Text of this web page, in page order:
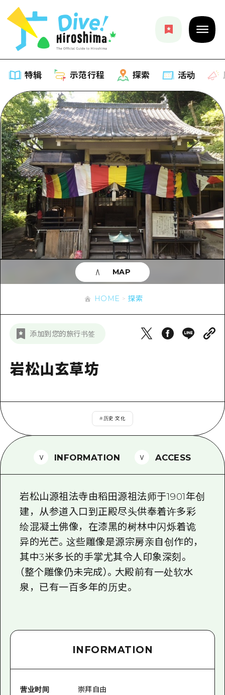
特辑 示范行程 探索 活动
特辑
列表
推荐
艺术
活动·庙会
美食·酒水
骑自行车
购物
运动
夜晚生活
标准
治愈
示范行程
列表
Dive!Hiroshima官方向导
广岛随意旅行
广岛市内
安艺
答对了
宫岛周边
短途旅行
一日游
1晚2天
2晚3天
探索
列表
广岛市内
安艺
答對了
美北
东山口
爱媛
活动
应时信息
有用的信息
列表
超值的游览门票
广岛免费无线上网
常见问题解答
照片下载
灾难发生期间的交通信息
广岛观光宣传册
新闻
HOME 探索
添加到您的旅行书签
岩松山玄草坊
# 历史·文化
MAP
INFORMATION ACCESS
岩松山源祖法寺由稻田源祖法师于1901年创
建，从参道入口到正殿尽头供奉着许多彩
绘混凝土佛像，在漆黑的树林中闪烁着诡
异的光芒。这些雕像是源宗房亲自创作的，
其中3米多长的手掌尤其令人印象深刻。
（整个雕像仍未完成）。大殿前有一处软水
泉，已有一百多年的历史。
INFORMATION
营业时间 崇拜自由